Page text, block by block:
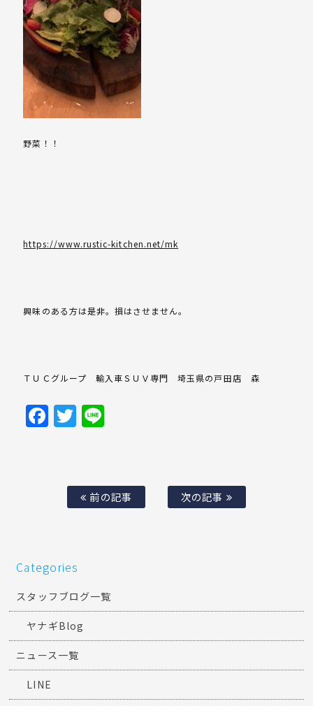
野菜！！
https://www.rustic-kitchen.net/mk
興味のある方は是非。損はさせません。
ＴＵＣグループ 輸入車ＳＵＶ専門 埼玉県の戸田店 森
Facebook
Twitter
前の記事 次の記事
Categories
スタッフブログ一覧
ヤナギBlog
ニュース一覧
LINE